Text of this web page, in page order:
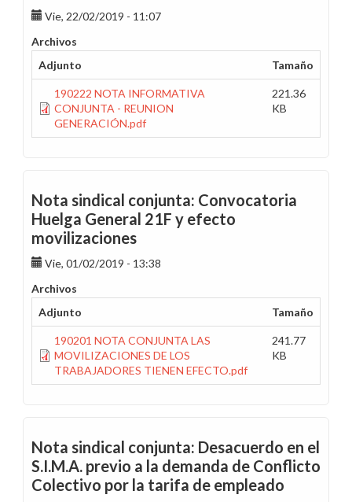
Vie, 22/02/2019 - 11:07
Archivos
Adjunto
Tamaño
190222 NOTA INFORMATIVA
CONJUNTA - REUNION
GENERACIÓN.pdf
221.36
KB
Nota sindical conjunta: Convocatoria
Huelga General 21F y efecto
movilizaciones
Vie, 01/02/2019 - 13:38
Archivos
Adjunto
Tamaño
190201 NOTA CONJUNTA LAS
MOVILIZACIONES DE LOS
TRABAJADORES TIENEN EFECTO.pdf
241.77
KB
Nota sindical conjunta: Desacuerdo en el
S.I.M.A. previo a la demanda de Conflicto
Colectivo por la tarifa de empleado